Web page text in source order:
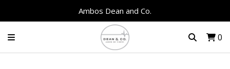
Ambos Dean and Co.
0